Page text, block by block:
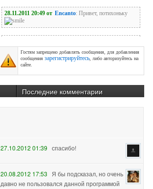
Гостям запрещено добавлять сообщения, для добавления
сообщения зарегистрируйтесь , либо авторизуйтесь на
сайте.
Последние комментарии
давно не пользовался данной программой
14.08.2012 01:06 Добрый вечер! )))